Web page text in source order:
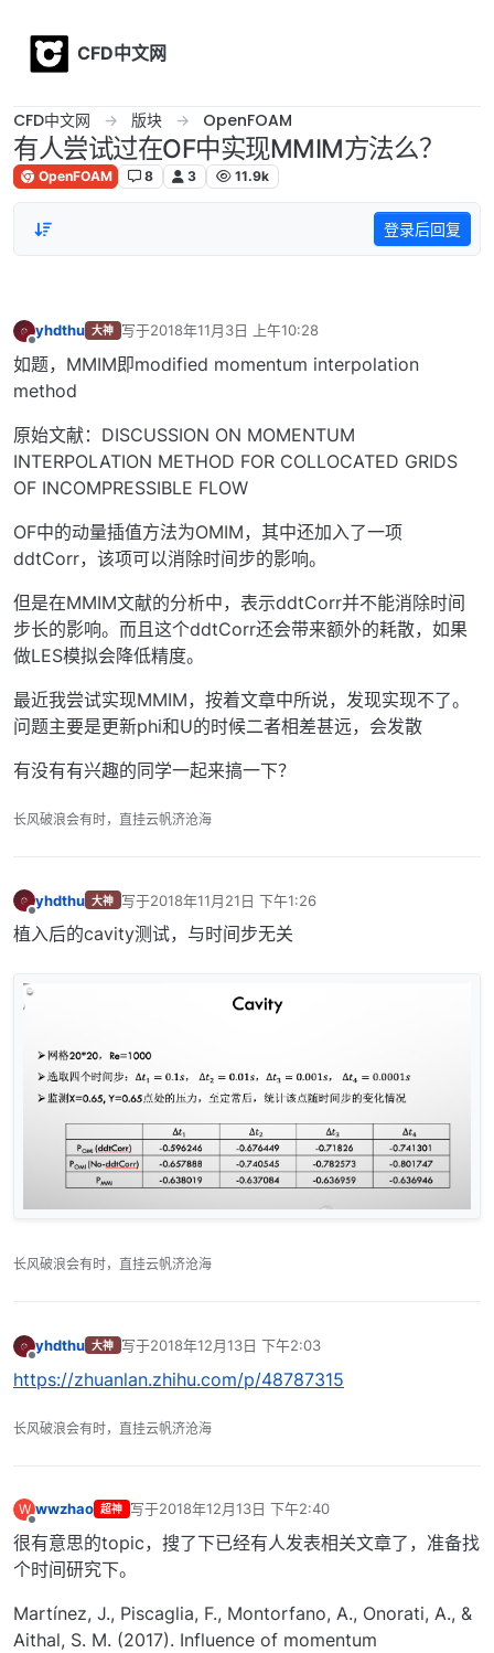
CFD中文网
CFD中文网 版块 OpenFOAM
有人尝试过在OF中实现MMIM方法么？
OpenFOAM 8 3 11.9k
登录后回复
yhdthu 大神 写于2018年11月3日 上午10:28
最后由 编辑
如题，MMIM即modified momentum interpolation
method
原始文献：DISCUSSION ON MOMENTUM
INTERPOLATION METHOD FOR COLLOCATED GRIDS
OF INCOMPRESSIBLE FLOW
OF中的动量插值方法为OMIM，其中还加入了一项
ddtCorr，该项可以消除时间步的影响。
但是在MMIM文献的分析中，表示ddtCorr并不能消除时间
步长的影响。而且这个ddtCorr还会带来额外的耗散，如果
做LES模拟会降低精度。
最近我尝试实现MMIM，按着文章中所说，发现实现不了。
问题主要是更新phi和U的时候二者相差甚远，会发散
有没有有兴趣的同学一起来搞一下？
长风破浪会有时，直挂云帆济沧海
yhdthu 大神 写于2018年11月21日 下午1:26
最后由 编辑
植入后的cavity测试，与时间步无关
长风破浪会有时，直挂云帆济沧海
yhdthu 大神 写于2018年12月13日 下午2:03
最后由 编辑
https://zhuanlan.zhihu.com/p/48787315
长风破浪会有时，直挂云帆济沧海
W wwzhao 超神 写于2018年12月13日 下午2:40
最后由 编辑
很有意思的topic，搜了下已经有人发表相关文章了，准备找
个时间研究下。
Martínez, J., Piscaglia, F., Montorfano, A., Onorati, A., &
Aithal, S. M. (2017). Influence of momentum